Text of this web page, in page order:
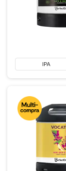
IPA